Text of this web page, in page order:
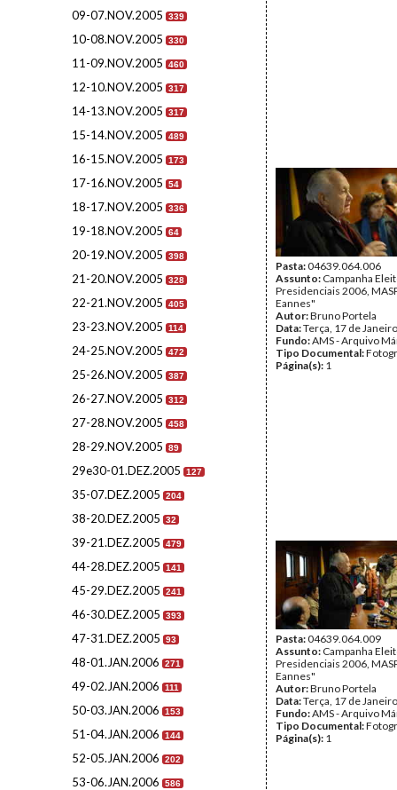
09-07.NOV.2005 339
10-08.NOV.2005 330
11-09.NOV.2005 460
12-10.NOV.2005 317
14-13.NOV.2005 317
15-14.NOV.2005 489
16-15.NOV.2005 173
17-16.NOV.2005 54
18-17.NOV.2005 336
19-18.NOV.2005 64
20-19.NOV.2005 398
21-20.NOV.2005 328
22-21.NOV.2005 405
23-23.NOV.2005 114
24-25.NOV.2005 472
25-26.NOV.2005 387
26-27.NOV.2005 312
27-28.NOV.2005 458
28-29.NOV.2005 89
29e30-01.DEZ.2005 127
35-07.DEZ.2005 204
38-20.DEZ.2005 32
39-21.DEZ.2005 479
44-28.DEZ.2005 141
45-29.DEZ.2005 241
46-30.DEZ.2005 393
47-31.DEZ.2005 93
48-01.JAN.2006 271
49-02.JAN.2006 111
50-03.JAN.2006 153
51-04.JAN.2006 144
52-05.JAN.2006 202
53-06.JAN.2006 586
Pasta:04639.064.006
Assunto: Campanha
Presidenciais 2006,
Eannes"
Autor:Bruno Portela
Data:Terça, 17 de
Fundo:AMS - Arquivo
Tipo Documental:
Página(s): 1
Pasta:04639.064.009
Assunto: Campanha
Presidenciais 2006,
Eannes"
Autor:Bruno Portela
Data:Terça, 17 de
Fundo:AMS - Arquivo
Tipo Documental:
Página(s): 1